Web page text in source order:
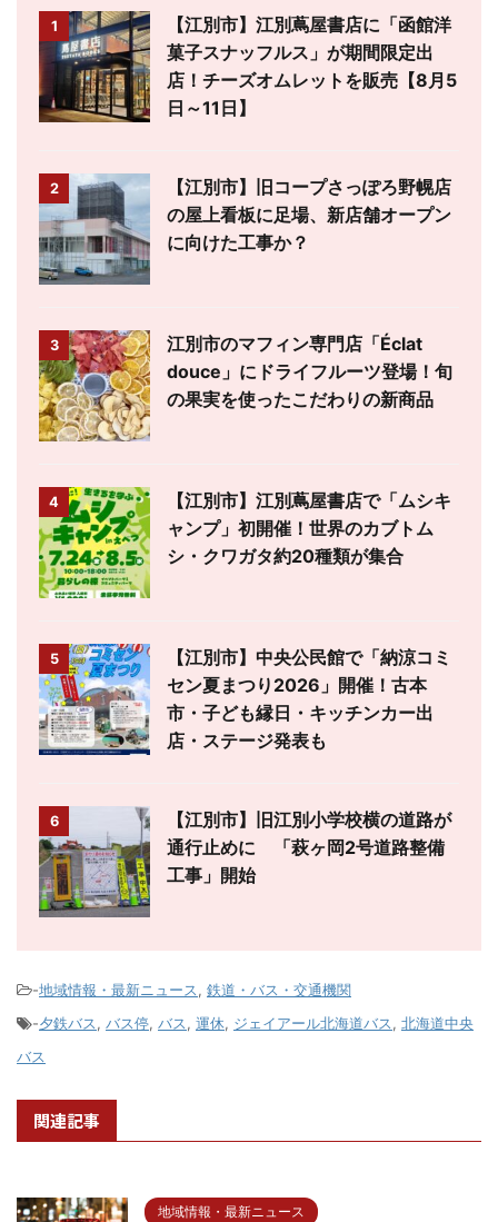
1
【江別市】江別蔦屋書店に「函館洋
菓子スナッフルス」が期間限定出
店！チーズオムレットを販売【8月5
日～11日】
2
【江別市】旧コープさっぽろ野幌店
の屋上看板に足場、新店舗オープン
に向けた工事か？
3
江別市のマフィン専門店「Éclat
douce」にドライフルーツ登場！旬
の果実を使ったこだわりの新商品
4
【江別市】江別蔦屋書店で「ムシキ
ャンプ」初開催！世界のカブトム
シ・クワガタ約20種類が集合
5
【江別市】中央公民館で「納涼コミ
セン夏まつり2026」開催！古本
市・子ども縁日・キッチンカー出
店・ステージ発表も
6
【江別市】旧江別小学校横の道路が
通行止めに 「萩ヶ岡2号道路整備
工事」開始
-地域情報・最新ニュース, 鉄道・バス・交通機関
-夕鉄バス, バス停, バス, 運休, ジェイアール北海道バス, 北海道中央
バス
関連記事
地域情報・最新ニュース